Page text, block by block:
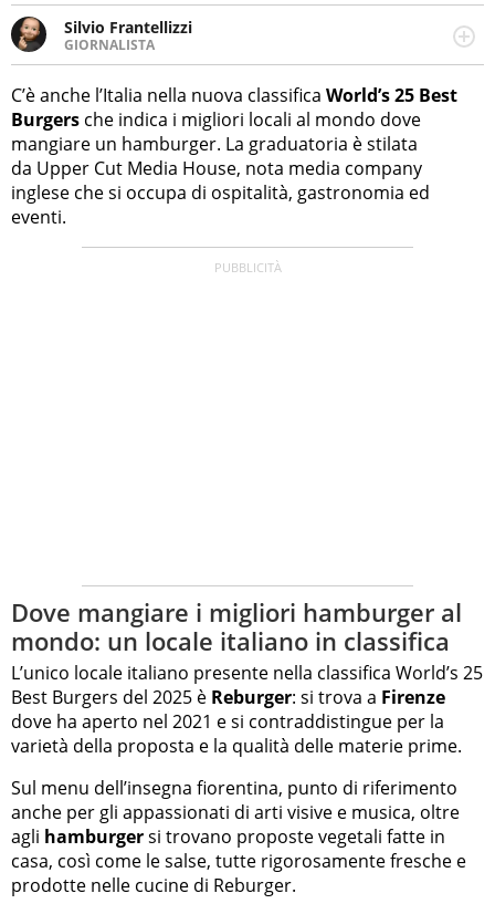
Silvio Frantellizzi
GIORNALISTA
Giornalista pubblicista. Da oltre dieci anni si occupa di
informazione sul web, scrivendo di sport, attualità,
cronaca, motori, spettacolo e videogame.
C’è anche l’Italia nella nuova classifica World’s 25 Best
Burgers che indica i migliori locali al mondo dove
mangiare un hamburger. La graduatoria è stilata
da Upper Cut Media House, nota media company
inglese che si occupa di ospitalità, gastronomia ed
eventi.
Dove mangiare i migliori hamburger al
mondo: un locale italiano in classifica
L’unico locale italiano presente nella classifica World’s 25
Best Burgers del 2025 è Reburger: si trova a Firenze
dove ha aperto nel 2021 e si contraddistingue per la
varietà della proposta e la qualità delle materie prime.
Sul menu dell’insegna fiorentina, punto di riferimento
anche per gli appassionati di arti visive e musica, oltre
agli hamburgersi trovano proposte vegetali fatte in
casa, così come le salse, tutte rigorosamente fresche e
prodotte nelle cucine di Reburger.